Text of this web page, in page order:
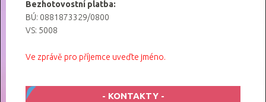
Bezhotovostní platba:
BÚ: 0881873329/0800
VS: 5008
Ve zprávě pro příjemce uveďte jméno.
KONTAKTY